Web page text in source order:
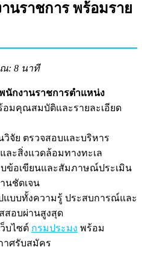
นราชการ พร้อมราย
ณ: 8 นาที
นักงานราชการตำแหน่ง
อมคุณสมบัติและรายละเอียด
วิจัย ตรวจสอบและบริหาร
ละสิ่งแวดล้อมทางทะเล
ข้อเขียนและสัมภาษณ์ประเมิน
นชัดเจน
แบบทั้งความรู้ ประสบการณ์และ
สอบผ่านสูงสุด
บไซต์ กรมประมง พร้อม
าศรับสมัคร